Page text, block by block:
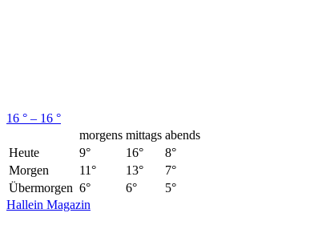
16 ° – 16 °
morgens mittags abends
Heute
9° 16°
8°
Morgen
11° 13°
7°
Übermorgen 6° 6°
5°
Hallein Magazin